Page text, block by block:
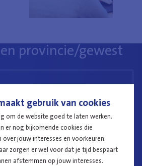
gebruik van cookies
om de website goed te laten werken.
er nog bijkomende cookies die
jouw interesses en voorkeuren.
zorgen er wel voor dat je tijd bespaart
afstemmen op jouw interesses.
provincie/gewest
Gewest